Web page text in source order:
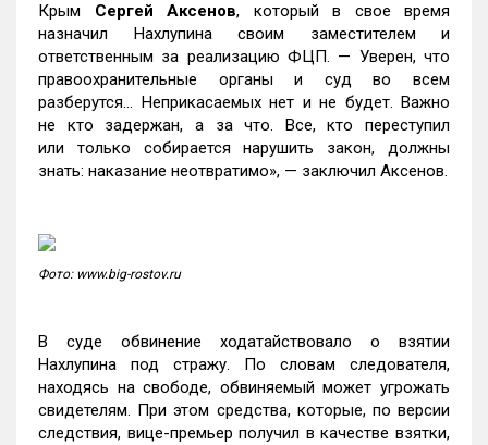
Крым Сергей Аксенов, который в свое время
назначил Нахлупина своим заместителем и
ответственным за реализацию ФЦП. — Уверен, что
правоохранительные органы и суд во всем
разберутся… Неприкасаемых нет и не будет. Важно
не кто задержан, а за что. Все, кто переступил
или только собирается нарушить закон, должны
знать: наказание неотвратимо», — заключил Аксенов.
Фото: www.big-rostov.ru
В суде обвинение ходатайствовало о взятии
Нахлупина под стражу. По словам следователя,
находясь на свободе, обвиняемый может угрожать
свидетелям. При этом средства, которые, по версии
следствия, вице-премьер получил в качестве взятки,